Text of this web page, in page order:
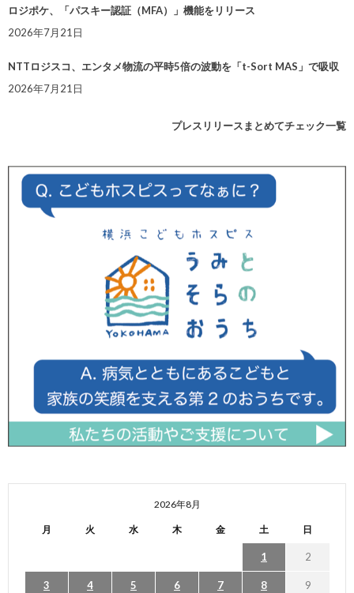
ロジポケ、「パスキー認証（MFA）」機能をリリース
2026年7月21日
NTTロジスコ、エンタメ物流の平時5倍の波動を「t-Sort MAS」で吸収
2026年7月21日
プレスリリースまとめてチェック一覧
2026年8月
月 火 水 木 金 土 日
1 2
3 4 5 6 7 8 9